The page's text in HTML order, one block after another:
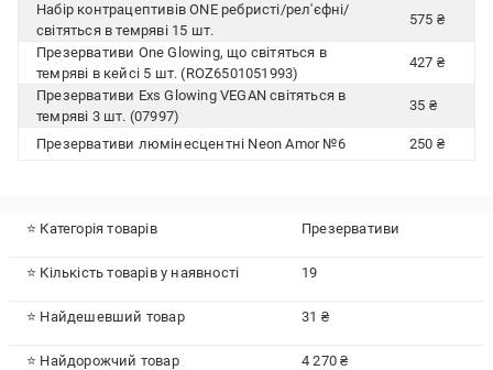
Набір контрацептивів ONE ребристі/рел'єфні/
світяться в темряві 15 шт.
575 ₴
Презервативи One Glowing, що світяться в
темряві в кейсі 5 шт. (ROZ6501051993)
427 ₴
Презервативи Exs Glowing VEGAN світяться в
темряві 3 шт. (07997)
35 ₴
Презервативи люмінесцентні Neon Amor №6 250 ₴
⭐ Категорія товарів Презервативи
⭐ Кількість товарів у наявності 19
⭐ Найдешевший товар 31 ₴
⭐ Найдорожчий товар 4 270 ₴